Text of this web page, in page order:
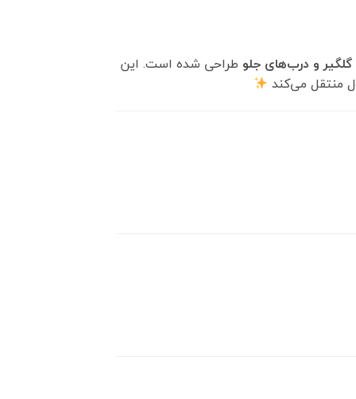
و درب‌های جلو طراحی شده است. این
منتقل می‌کند